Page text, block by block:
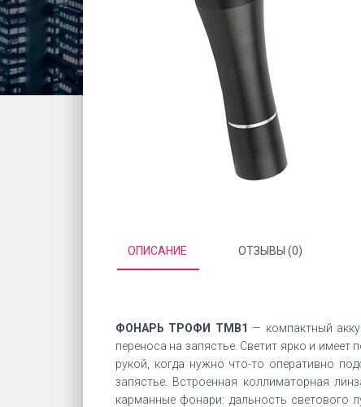
ОПИСАНИЕ ОТЗЫВЫ (0)
ФОНАРЬ ТРОФИ TMB1 — компактный
переноса на запястье. Светит ярко и
рукой, когда нужно что-то оперативно
запястье. Встроенная коллиматорная
карманные фонари: дальность